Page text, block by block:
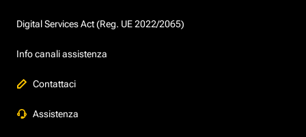
Digital Services Act (Reg. UE 2022/2065)
Info canali assistenza
Contattaci
Assistenza